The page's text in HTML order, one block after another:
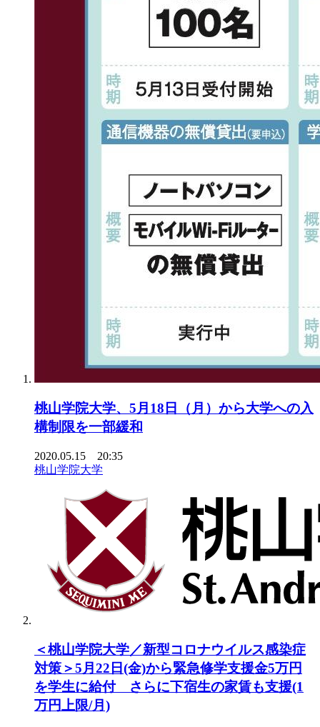
桃山学院大学、5月18日（月）から大学への入
構制限を一部緩和
2020.05.15 20:35
桃山学院大学
＜桃山学院大学／新型コロナウイルス感染症
対策＞5月22日(金)から緊急修学支援金5万円
を学生に給付 さらに下宿生の家賃も支援(1
万円上限/月)